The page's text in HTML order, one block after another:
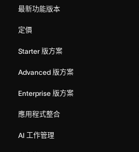
最新功能版本
定價
Starter 版方案
Advanced 版方案
Enterprise 版方案
應用程式整合
AI 工作管理